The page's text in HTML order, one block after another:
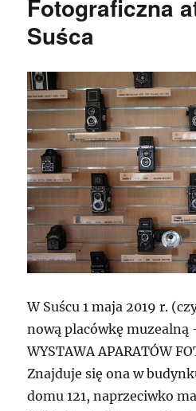
Fotograficzna
Suśca
W Suścu 1 maja 2019 r.
nową placówkę muzealną
WYSTAWA APARATÓW
Znajduje się ona w
domu 121, naprzeciwko